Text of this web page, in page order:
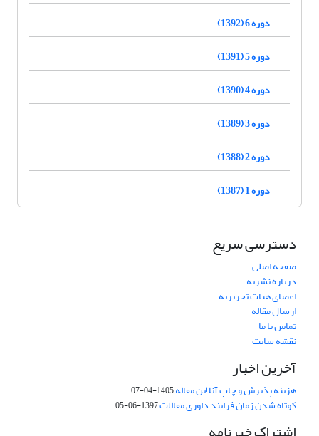
دوره 6 (1392)
دوره 5 (1391)
دوره 4 (1390)
دوره 3 (1389)
دوره 2 (1388)
دوره 1 (1387)
دسترسی سریع
صفحه اصلی
درباره نشریه
اعضای هیات تحریریه
ارسال مقاله
تماس با ما
نقشه سایت
آخرین اخبار
هزینه پذیرش و چاپ آنلاین مقاله1405-04-07
کوتاه شدن زمان فرایند داوری مقالات1397-06-05